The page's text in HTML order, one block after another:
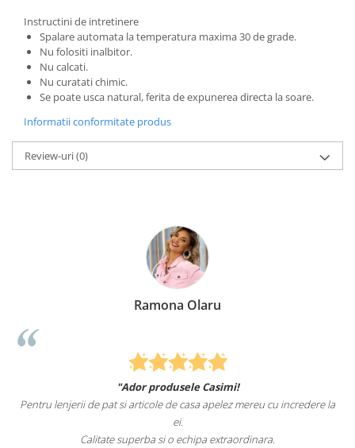
Instructini de intretinere
Spalare automata la temperatura maxima 30 de grade.
Nu folositi inalbitor.
Nu calcati.
Nu curatati chimic.
Se poate usca natural, ferita de expunerea directa la soare.
Informatii conformitate produs
Review-uri(0)
Ramona Olaru
"Ador produsele Casimi!
Pentru lenjerii de pat si articole de casa apelez mereu cu incredere la
ei.
Calitate superba si o echipa extraordinara.